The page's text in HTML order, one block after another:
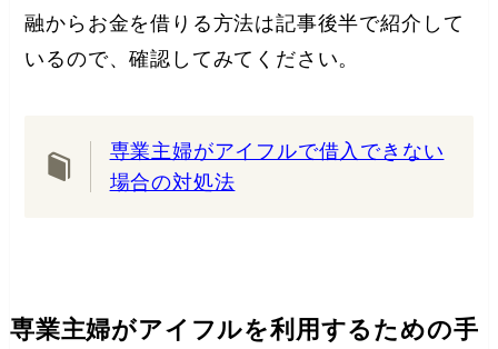
融からお金を借りる方法は記事後半で紹介して
いるので、確認してみてください。
専業主婦がアイフルで借入できない
場合の対処法
専業主婦がアイフルを利用するための手